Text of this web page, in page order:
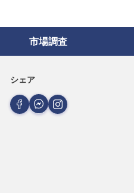
市場調査
シェア